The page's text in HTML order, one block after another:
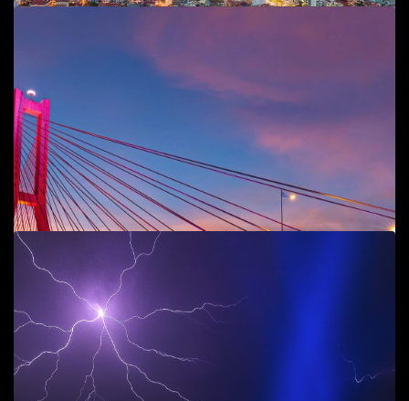
Toàn cảnh thành phố Đồng Hới
Phong cảnh,T.P Đồng Hới
50 $